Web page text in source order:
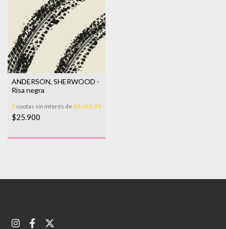
ANDERSON, SHERWOOD -
Risa negra
3 cuotas sin interés de$8.633,33
$25.900